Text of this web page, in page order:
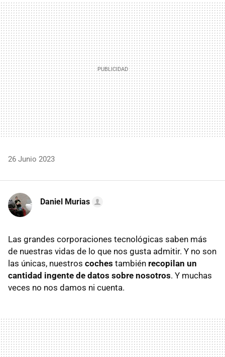
MAIL
26 Junio 2023
Daniel Murias
Las grandes corporaciones tecnológicas saben más
de nuestras vidas de lo que nos gusta admitir. Y no son
las únicas, nuestros coches también recopilan un
cantidad ingente de datos sobre nosotros. Y muchas
veces no nos damos ni cuenta.